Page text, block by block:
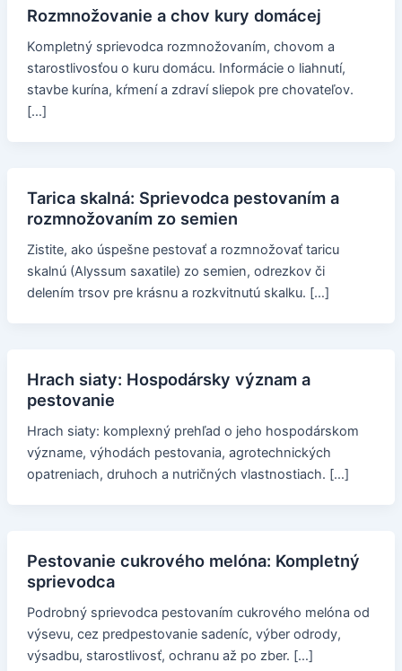
Rozmnožovanie a chov kury domácej
Kompletný sprievodca rozmnožovaním, chovom a
starostlivosťou o kuru domácu. Informácie o liahnutí,
stavbe kurína, kŕmení a zdraví sliepok pre chovateľov.
[…]
Tarica skalná: Sprievodca pestovaním a
rozmnožovaním zo semien
Zistite, ako úspešne pestovať a rozmnožovať taricu
skalnú (Alyssum saxatile) zo semien, odrezkov či
delením trsov pre krásnu a rozkvitnutú skalku. […]
Hrach siaty: Hospodársky význam a
pestovanie
Hrach siaty: komplexný prehľad o jeho hospodárskom
význame, výhodách pestovania, agrotechnických
opatreniach, druhoch a nutričných vlastnostiach. […]
Pestovanie cukrového melóna: Kompletný
sprievodca
Podrobný sprievodca pestovaním cukrového melóna od
výsevu, cez predpestovanie sadeníc, výber odrody,
výsadbu, starostlivosť, ochranu až po zber. […]